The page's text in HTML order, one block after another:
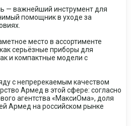
— важнейший инструмент для
помощник в уходе за
место в ассортименте
серьёзные приборы для
и компактные модели с
с непререкаемым качеством
Армед в этой сфере: согласно
агентства «МаксиОма», доля
Армед на российском рынке